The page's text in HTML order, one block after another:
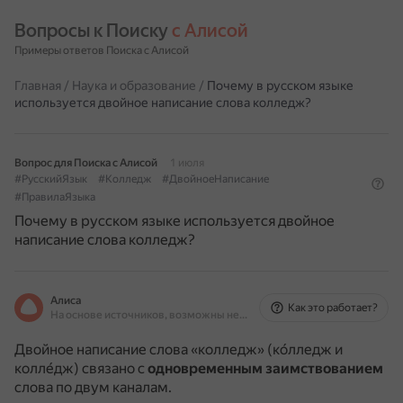
Вопросы к Поиску с Алисой
Примеры ответов Поиска с Алисой
Главная / Наука и образование / Почему в русском языке
используется двойное написание слова колледж?
Вопрос для Поиска с Алисой
1 июля
#РусскийЯзык
#Колледж
#ДвойноеНаписание
#ПравилаЯзыка
Почему в русском языке используется двойное
написание слова колледж?
Алиса
На основе источников, возможны неточности
Как это работает?
Двойное написание слова «колледж» (ко́лледж и
колле́дж) связано с одновременным заимствованием
слова по двум каналам.